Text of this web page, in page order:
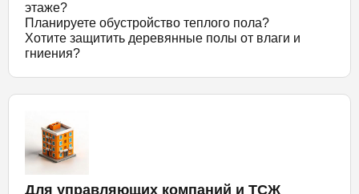
этаже?
Планируете обустройство теплого пола?
Хотите защитить деревянные полы от влаги и
гниения?
Для управляющих компаний и ТСЖ